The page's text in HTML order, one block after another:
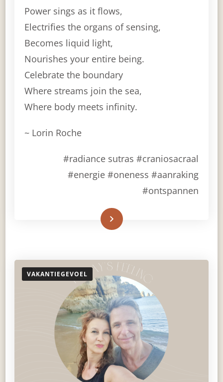
Power sings as it flows,
Electrifies the organs of sensing,
Becomes liquid light,
Nourishes your entire being.
Celebrate the boundary
Where streams join the sea,
Where body meets infinity.
~ Lorin Roche
#radiance sutras #craniosacraal
#energie #oneness #aanraking
#ontspannen
Read More
VAKANTIEGEVOEL